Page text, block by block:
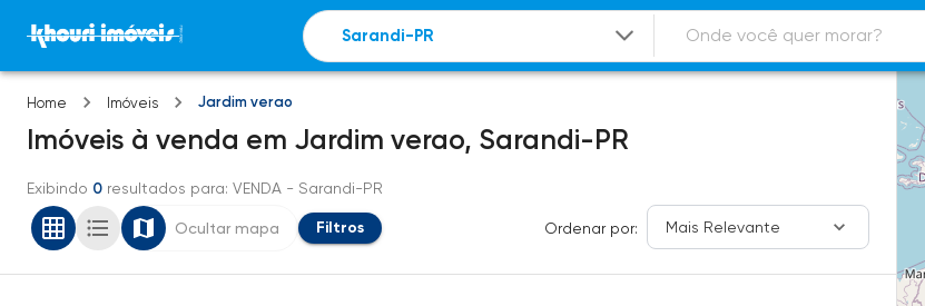
Home Imóveis Jardim verao
Imóveis à venda em Jardim verao, Sarandi-PR
Exibindo 0 resultados para: VENDA - Sarandi-PR
Ocultar mapa Filtros Ordenar por: Mais Relevante